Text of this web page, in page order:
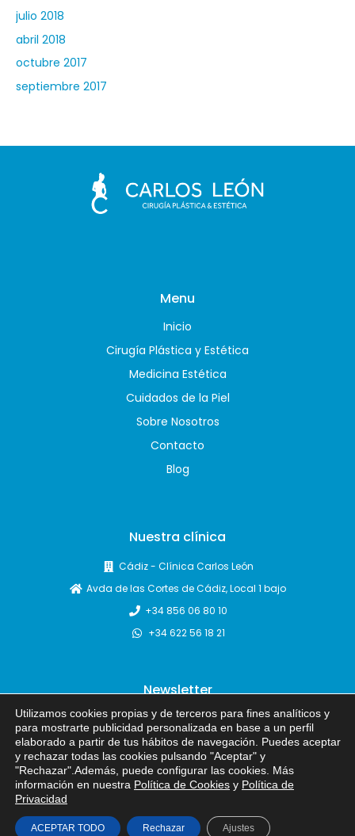
julio 2018
abril 2018
octubre 2017
septiembre 2017
Menu
Inicio
Cirugía Plástica y Estética
Medicina Estética
Cuidados de la Piel
Sobre Nosotros
Contacto
Blog
Nuestra clínica
Cádiz - Clínica Carlos León
Avda de las Cortes de Cádiz, Local 1 bajo
+34 856 06 80 10
+34 622 56 18 21
Newsletter
Política de privacidad·Política de Cookies
Cookies·Aviso Legal
Utilizamos cookies propias y de terceros para fines analíticos y
para mostrarte publicidad personalizada en base a un perfil
elaborado a partir de tus hábitos de navegación. Puedes aceptar
y rechazar todas las cookies pulsando "Aceptar" y
"Rechazar".Además, puede configurar las cookies. Más
información en nuestra Política de Cookies y Política de
Privacidad
ACEPTAR TODO Rechazar Ajustes